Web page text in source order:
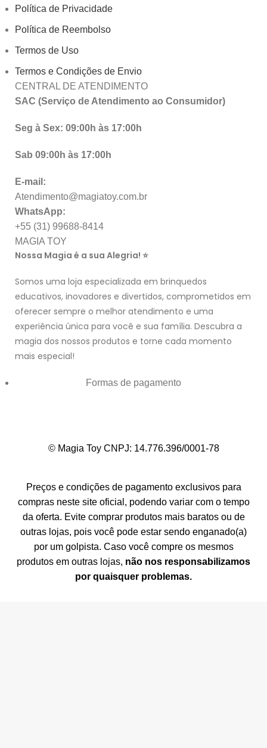
Política de Privacidade
Política de Reembolso
Termos de Uso
Termos e Condições de Envio
CENTRAL DE ATENDIMENTO
SAC (Serviço de Atendimento ao Consumidor)
Seg à Sex: 09:00h às 17:00h
Sab 09:00h às 17:00h
E-mail:
Atendimento@magiatoy.com.br
WhatsApp:
+55 (31) 99688-8414
MAGIA TOY
Nossa Magia é a sua Alegria! ⭐
Somos uma loja especializada em brinquedos
educativos, inovadores e divertidos, comprometidos em
oferecer sempre o melhor atendimento e uma
experiência única para você e sua família. Descubra a
magia dos nossos produtos e torne cada momento
mais especial!
Formas de pagamento
© Magia Toy CNPJ: 14.776.396/0001-78
Preços e condições de pagamento exclusivos para
compras neste site oficial, podendo variar com o tempo
da oferta. Evite comprar produtos mais baratos ou de
outras lojas, pois você pode estar sendo enganado(a)
por um golpista. Caso você compre os mesmos
produtos em outras lojas, não nos responsabilizamos
por quaisquer problemas.